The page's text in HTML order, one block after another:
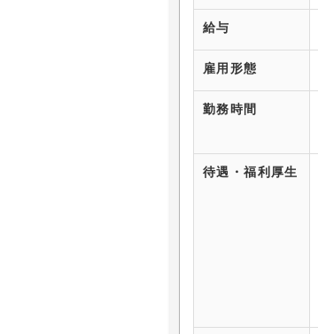
給与
雇用形態
勤務時間
待遇・福利厚生